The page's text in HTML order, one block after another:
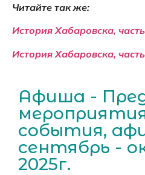
Читайте так же:
История Хабаровска,
История Хабаровска,
Афиша -
события,
сентябрь -
2025г.